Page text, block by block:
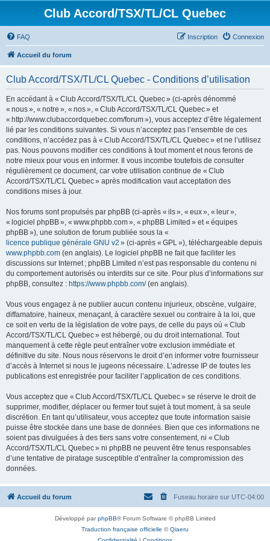
Club Accord/TSX/TL/CL Quebec
FAQ Connexion
Inscription
Accueil du forum
Club Accord/TSX/TL/CL Quebec - Conditions d’utilisation
En accédant à « Club Accord/TSX/TL/CL Quebec » (ci-après dénommé
« nous », « notre », « nos », « Club Accord/TSX/TL/CL Quebec » et
« http://www.clubaccordquebec.com/forum »), vous acceptez d’être légalement
lié par les conditions suivantes. Si vous n’acceptez pas l’ensemble de ces
conditions, n’accédez pas à « Club Accord/TSX/TL/CL Quebec » et ne l’utilisez
pas. Nous pouvons modifier ces conditions à tout moment et nous ferons de
notre mieux pour vous en informer. Il vous incombe toutefois de consulter
régulièrement ce document, car votre utilisation continue de « Club
Accord/TSX/TL/CL Quebec » après modification vaut acceptation des
conditions mises à jour.
Nos forums sont propulsés par phpBB (ci-après « ils », « eux », « leur »,
« logiciel phpBB », « www.phpbb.com », « phpBB Limited » et « équipes
phpBB »), une solution de forum publiée sous la «
licence publique générale GNU v2 » (ci-après « GPL »), téléchargeable depuis
www.phpbb.com (en anglais). Le logiciel phpBB ne fait que faciliter les
discussions sur Internet ; phpBB Limited n’est pas responsable du contenu ni
du comportement autorisés ou interdits sur ce site. Pour plus d’informations sur
phpBB, consultez : https://www.phpbb.com/(en anglais).
Vous vous engagez à ne publier aucun contenu injurieux, obscène, vulgaire,
diffamatoire, haineux, menaçant, à caractère sexuel ou contraire à la loi, que
ce soit en vertu de la législation de votre pays, de celle du pays où « Club
Accord/TSX/TL/CL Quebec » est hébergé, ou du droit international. Tout
manquement à cette règle peut entraîner votre exclusion immédiate et
définitive du site. Nous nous réservons le droit d’en informer votre fournisseur
d’accès à Internet si nous le jugeons nécessaire. L’adresse IP de toutes les
publications est enregistrée pour faciliter l’application de ces conditions.
Vous acceptez que « Club Accord/TSX/TL/CL Quebec » se réserve le droit de
supprimer, modifier, déplacer ou fermer tout sujet à tout moment, à sa seule
discrétion. En tant qu’utilisateur, vous acceptez que toute information saisie
puisse être stockée dans une base de données. Bien que ces informations ne
soient pas divulguées à des tiers sans votre consentement, ni « Club
Accord/TSX/TL/CL Quebec » ni phpBB ne peuvent être tenus responsables
d’une tentative de piratage susceptible d’entraîner la compromission des
données.
Accueil du forum Fuseau horaire sur UTC-04:00
Développé parphpBB® Forum Software © phpBB Limited
Traduction française officielle ©Qiaeru